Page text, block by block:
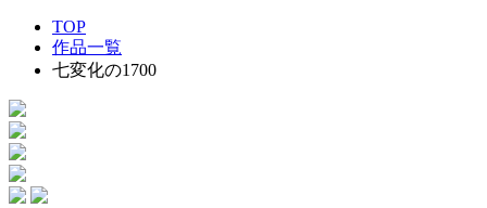
TOP
作品一覧
七変化の1700